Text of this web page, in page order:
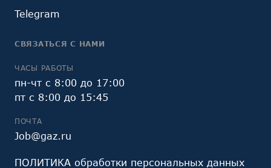
Telegram
СВЯЗАТЬСЯ С НАМИ
ЧАСЫ РАБОТЫ
пн-чт с 8:00 до 17:00
пт с 8:00 до 15:45
ПОЧТА
Job@gaz.ru
ПОЛИТИКА обработки персональных данных